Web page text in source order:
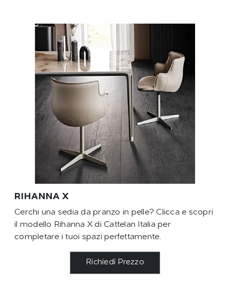
RIHANNA X
Cerchi una sedia da pranzo in pelle? Clicca e scopri
il modello Rihanna X di Cattelan Italia per
completare i tuoi spazi perfettamente.
Richiedi Prezzo